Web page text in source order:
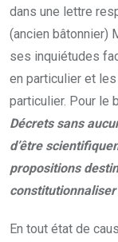
dans une lettre
(ancien bâtonnier)
ses inquiétudes
en particulier et
particulier. Pour le
Décrets sans
d’être
propositions
En tout état de